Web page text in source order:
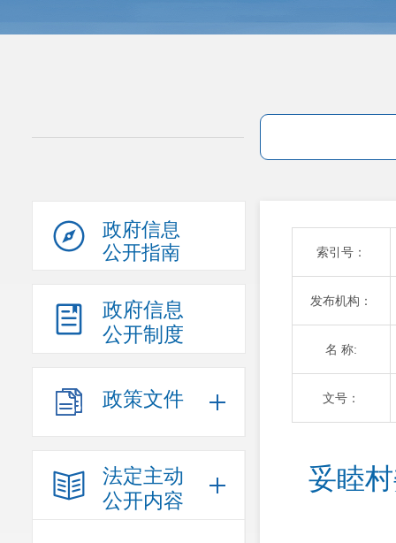
政府信息
公开指南
政府信息
公开制度
政策文件
法定主动
公开内容
索引号：
发布机构：
名 称:
文号：
妥睦